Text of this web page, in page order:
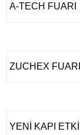
A-TECH FUARI
ZUCHEX FUARI
YENİ KAPI